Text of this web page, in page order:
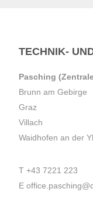
TECHNIK-
Pasching
Brunn am Gebirge
Graz
Villach
Waidhofen an der
T +43 7221 223
E